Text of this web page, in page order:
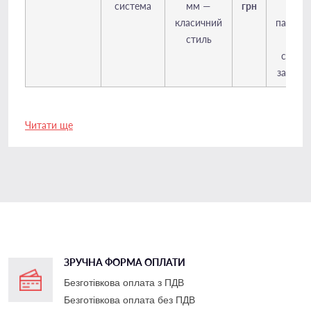
Читати ще
система
мм —
класичний
стиль
грн
ЗРУЧНА ФОРМА ОПЛАТИ
Безготівкова оплата з ПДВ
Безготівкова оплата без ПДВ